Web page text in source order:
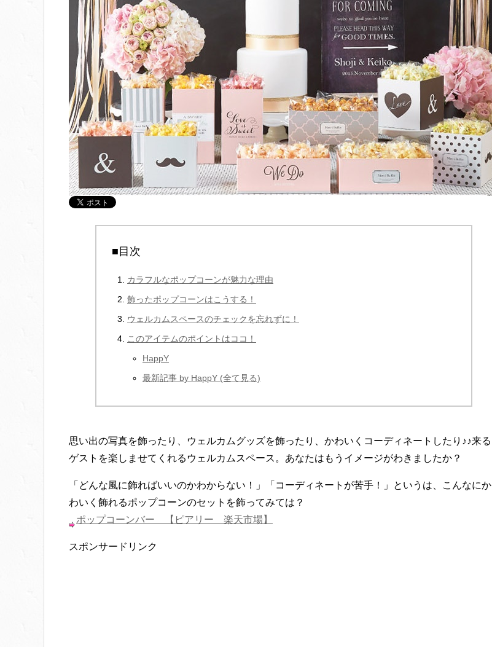
■目次
カラフルなポップコーンが魅力な理由
飾ったポップコーンはこうする！
ウェルカムスペースのチェックを忘れずに！
このアイテムのポイントはココ！
HappY
最新記事 by HappY (全て見る)
思い出の写真を飾ったり、ウェルカムグッズを飾ったり、かわいくコーディネートしたり♪♪来る
ゲストを楽しませてくれるウェルカムスペース。あなたはもうイメージがわきましたか？
「どんな風に飾ればいいのかわからない！」「コーディネートが苦手！」というは、こんなにか
わいく飾れるポップコーンのセットを飾ってみては？
ポップコーンバー 【ピアリー 楽天市場】
スポンサードリンク